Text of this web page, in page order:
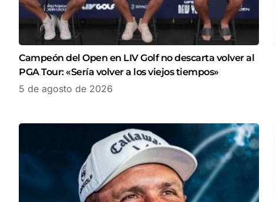
Campeón del Open en LIV Golf no descarta volver al
PGA Tour: «Sería volver a los viejos tiempos»
5 de agosto de 2026